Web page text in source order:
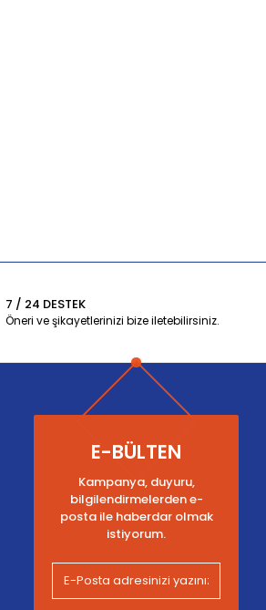
7 / 24 DESTEK
Öneri ve şikayetlerinizi bize iletebilirsiniz.
E-BÜLTEN
Kampanya, duyuru,
bilgilendirmelerden e-
posta ile haberdar olmak
istiyorum.